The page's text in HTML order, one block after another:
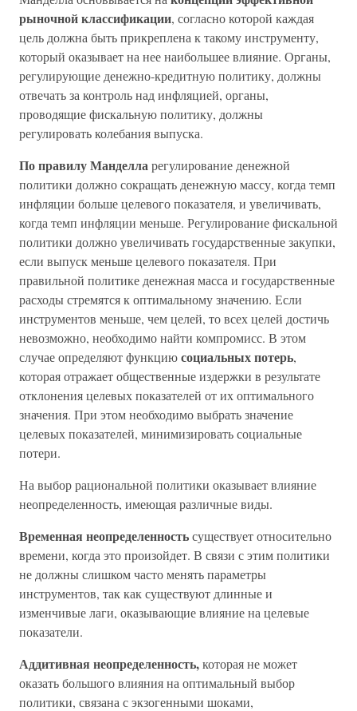
рыночной классификации, согласно которой каждая
цель должна быть прикреплена к такому инструменту,
который оказывает на нее наибольшее влияние. Органы,
регулирующие денежно-кредитную политику, должны
отвечать за контроль над инфляцией, органы,
проводящие фискальную политику, должны
регулировать колебания выпуска.
По правилу Манделларегулирование денежной
политики должно сокращать денежную массу, когда темп
инфляции больше целевого показателя, и увеличивать,
когда темп инфляции меньше. Регулирование фискальной
политики должно увеличивать государственные закупки,
если выпуск меньше целевого показателя. При
правильной политике денежная масса и государственные
расходы стремятся к оптимальному значению. Если
инструментов меньше, чем целей, то всех целей достичь
невозможно, необходимо найти компромисс. В этом
случае определяют функциюсоциальных потерь,
которая отражает общественные издержки в результате
отклонения целевых показателей от их оптимального
значения. При этом необходимо выбрать значение
целевых показателей, минимизировать социальные
потери.
На выбор рациональной политики оказывает влияние
неопределенность, имеющая различные виды.
Временная неопределенностьсуществует относительно
времени, когда это произойдет. В связи с этим политики
не должны слишком часто менять параметры
инструментов, так как существуют длинные и
изменчивые лаги, оказывающие влияние на целевые
показатели.
Аддитивная неопределенность,которая не может
оказать большого влияния на оптимальный выбор
политики, связана с экзогенными шоками,